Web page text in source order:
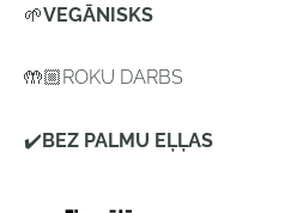
🌱VEGĀNISKS
🤲🏼 ROKU DARBS
✔️BEZ PALMU EĻĻAS